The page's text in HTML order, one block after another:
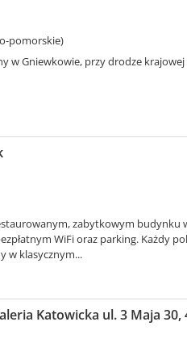
pomorskie)
w Gniewkowie, przy drodze krajowej
zabytkowym budynku
WiFi oraz parking. Każdy
w klasycznym...
Katowicka ul. 3 Maja 30,